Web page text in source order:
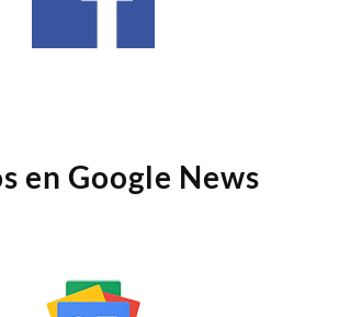
en Google News